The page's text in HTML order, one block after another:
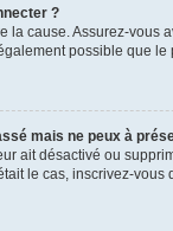
?
la cause. Assurez-vous
possible que
mais ne peux à
ait désactivé ou
le cas, inscrivez-